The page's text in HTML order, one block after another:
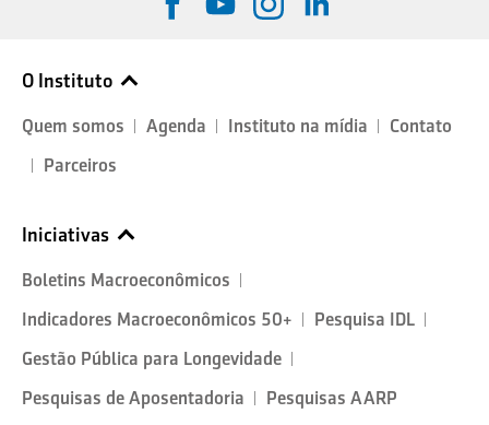
O Instituto
Quem somos Agenda Instituto na mídia
Contato
Parceiros
Iniciativas
Boletins Macroeconômicos
Indicadores Macroeconômicos 50+
Pesquisa IDL
Gestão Pública para Longevidade
Pesquisas de Aposentadoria
Pesquisas AARP